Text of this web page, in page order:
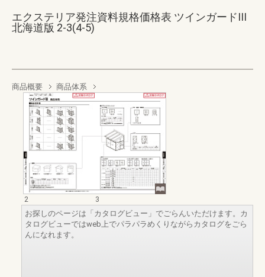
エクステリア発注資料規格価格表 ツインガードIII
北海道版 2-3(4-5)
商品概要 商品体系
2
3
お探しのページは「カタログビュー」でごらんいただけます。カ
タログビューではweb上でパラパラめくりながらカタログをごら
んになれます。